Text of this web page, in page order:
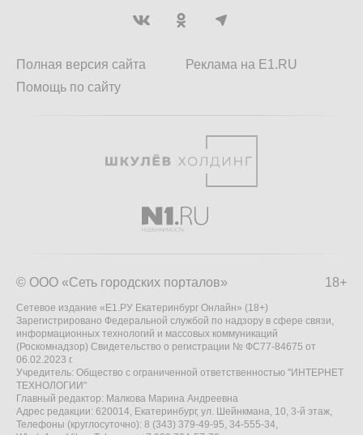
Полная версия сайта
Помощь по сайту
Реклама на E1.RU
18+
© ООО «Сеть городских порталов»
Сетевое издание «Е1.РУ Екатеринбург Онлайн» (18+)
Зарегистрировано Федеральной службой по надзору в сфере связи,
информационных технологий и массовых коммуникаций
(Роскомнадзор) Свидетельство о регистрации № ФС77-84675 от
06.02.2023 г.
Учредитель: Общество с ограниченной ответственностью "ИНТЕРНЕТ
ТЕХНОЛОГИИ"
Главный редактор: Малкова Марина Андреевна
Адрес редакции: 620014, Екатеринбург, ул. Шейнкмана, 10, 3-й этаж,
Телефоны (круглосуточно): 8 (343) 379-49-95, 34-555-34,